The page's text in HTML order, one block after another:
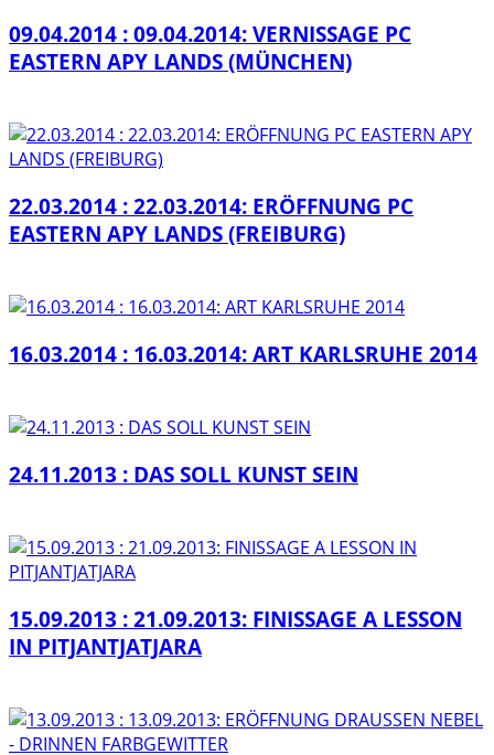
09.04.2014 : 09.04.2014: VERNISSAGE PC
EASTERN APY LANDS (MÜNCHEN)
22.03.2014 : 22.03.2014: ERÖFFNUNG PC
EASTERN APY LANDS (FREIBURG)
16.03.2014 : 16.03.2014: ART KARLSRUHE 2014
24.11.2013 : DAS SOLL KUNST SEIN
15.09.2013 : 21.09.2013: FINISSAGE A LESSON
IN PITJANTJATJARA